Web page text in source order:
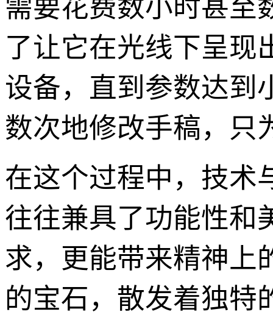
需要花费数小时甚至
了让它在光线下呈现
设备，直到参数达到
数次地修改手稿，只
在这个过程中，技术
往往兼具了功能性和
求，更能带来精神上
的宝石，散发着独特